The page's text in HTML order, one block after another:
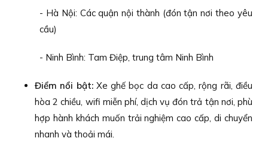
- Hà Nội: Các quận nội thành (đón tận nơi theo yêu
cầu)
- Ninh Bình: Tam Điệp, trung tâm Ninh Bình
Điểm nổi bật: Xe ghế bọc da cao cấp, rộng rãi, điều
hòa 2 chiều, wifi miễn phí, dịch vụ đón trả tận nơi, phù
hợp hành khách muốn trải nghiệm cao cấp, di chuyển
nhanh và thoải mái.